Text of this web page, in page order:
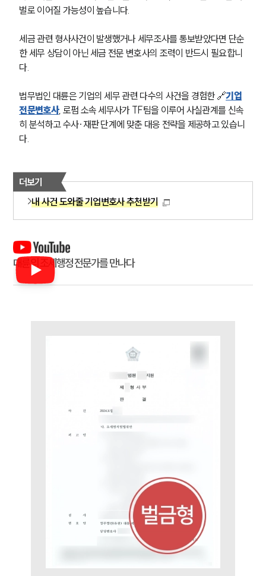
통합검색
INSIGHT
기업 인사이트
사례분석/최신동향
법률정보
법률지식인
NEWS
언론보도
공지사항
뉴스레터/브로슈어
세미나
벌로 이어질 가능성이 높습니다.
세금 관련 형사사건이 발생했거나 세무조사를 통보받았다면 단순
한 세무 상담이 아닌 세금 전문 변호사의 조력이 반드시 필요합니
다.
법무법인 대륜은 기업의 세무 관련 다수의 사건을 경험한 🔗기업
전문변호사, 로펌 소속 세무사가 TF팀을 이루어 사실관계를 신속
히 분석하고 수사·재판 단계에 맞춘 대응 전략을 제공하고 있습니
다.
더보기
내 사건 도와줄 기업변호사 추천받기
대륜의 조세행정 전문가를 만나다